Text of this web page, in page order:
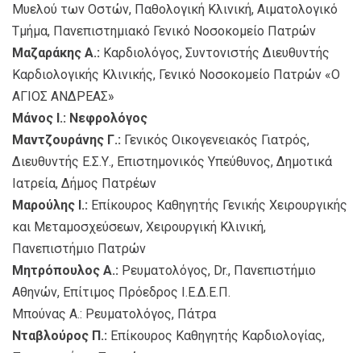
Μυελού των Οστών, Παθολογική Κλινική, Αιματολογικό
Τμήμα, Πανεπιστημιακό Γενικό Νοσοκομείο Πατρών
Μαζαράκης Α.: Καρδιολόγος, Συντονιστής Διευθυντής
Καρδιολογικής Κλινικής, Γενικό Νοσοκομείο Πατρών «Ο
ΑΓΙΟΣ ΑΝΔΡΕΑΣ»
Μάνος Ι.: Νεφρολόγος
Μαντζουράνης Γ.: Γενικός Οικογενειακός Γιατρός,
Διευθυντής Ε.Σ.Υ., Επιστημονικός Υπεύθυνος, Δημοτικά
Ιατρεία, Δήμος Πατρέων
Μαρούλης Ι.: Επίκουρος Καθηγητής Γενικής Χειρουργικής
και Μεταμοσχεύσεων, Χειρουργική Κλινική,
Πανεπιστήμιο Πατρών
Μητρόπουλος Α.: Ρευματολόγος, Dr., Πανεπιστήμιο
Αθηνών, Επίτιμος Πρόεδρος Ι.Ε.Δ.Ε.Π.
Μπούνας Α.: Ρευματολόγος, Πάτρα
Νταβλούρος Π.: Επίκουρος Καθηγητής Καρδιολογίας,